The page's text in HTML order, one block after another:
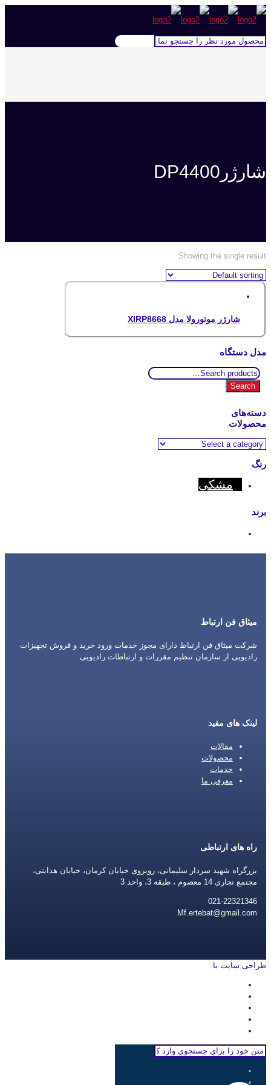
شارژرDP4400
Showing the single result
شارژر موتورولا مدل XIRP8668
مدل دستگاه
Search
for:
Search
دسته‌های
محصولات
رنگ
مشکی
برند
میثاق فن ارتباط
شرکت میثاق فن ارتباط دارای مجوز خدمات ورود خرید و فروش تجهیزات
رادیویی از سازمان تنظیم مقررات و ارتباطات رادیویی
لینک های مفید
مقالات
محصولات
خدمات
معرفی ما
راه های ارتباطی
بزرگراه شهید سردار سلیمانی، روبروی خیابان کرمان، خیابان هدایتی،
مجتمع تجاری 14 معصوم ، طبقه 3، واحد 3
021-22321346
Mf.ertebat@gmail.com
طراحی سایت با